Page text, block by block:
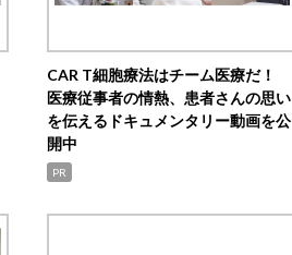
CAR T細胞療法はチーム医療だ！
医療従事者の情熱、患者さんの思い
を伝えるドキュメンタリー動画を公
開中
PR